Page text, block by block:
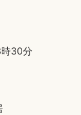
30分